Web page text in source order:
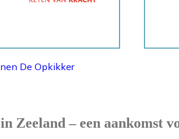
De Opkikker
Zeeland – een aankomst